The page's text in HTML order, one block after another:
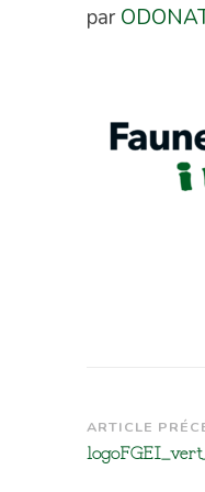
par
d’article
ARTICLE